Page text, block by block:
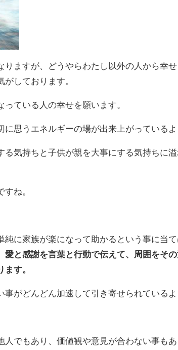
りますが、どうやらわたし以外の人から幸
しております。
ている人の幸せを願います。
思うエネルギーの場が出来上がっているよ
気持ちと子供が親を大事にする気持ちに
ね。
に家族が楽になって助かるという事に当て
と感謝を言葉と行動で伝えて、周囲をそ
す。
がどんどん加速して引き寄せられているよ
でもあり、価値観や意見が合わない事もあ